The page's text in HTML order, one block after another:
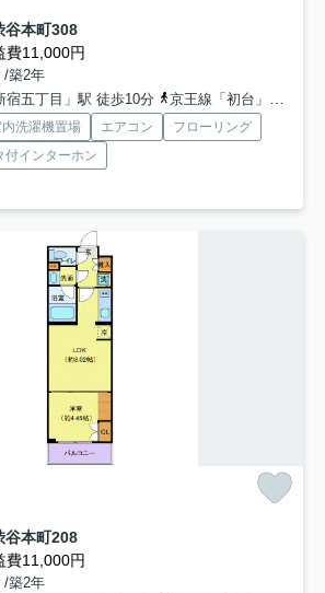
谷本町308
費11,000円
/築2年
宿五丁目」駅 徒歩10分
京王線「初台」駅 徒歩14分
洗濯機置場 エアコン
フローリング
付インターホン
谷本町208
費11,000円
/築2年